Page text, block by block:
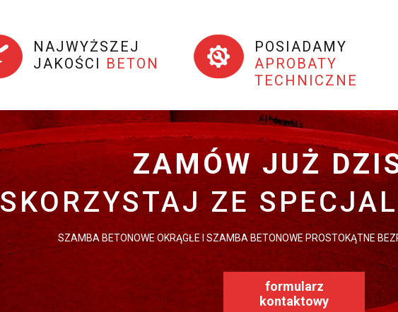
NAJWYŻSZEJ
JAKOŚCI BETON
POSIADAMY
APROBATY
TECHNICZNE
ZAMÓW JUŻ
SKORZYSTAJ ZE
SZAMBA BETONOWE OKRĄGŁE I SZAMBA BETONOWE PROSTOKĄTNE
formularz
kontaktowy